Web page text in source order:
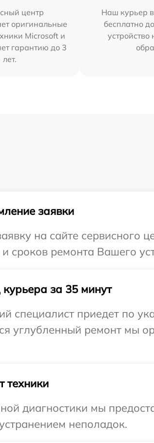
центр
оригинальные
Microsoft и
гарантию до 3
лет.
Наш курьер
бесплатно
устройство
заявки
на сайте
и сроков ремонта Вашего
за 35 минут
специалист приедет по
углубленный ремонт мы
техники
диагностики мы
неполадок.